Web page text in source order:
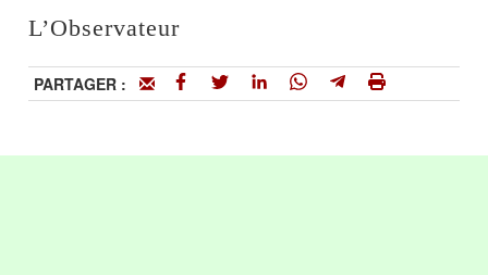
L’Observateur
PARTAGER :